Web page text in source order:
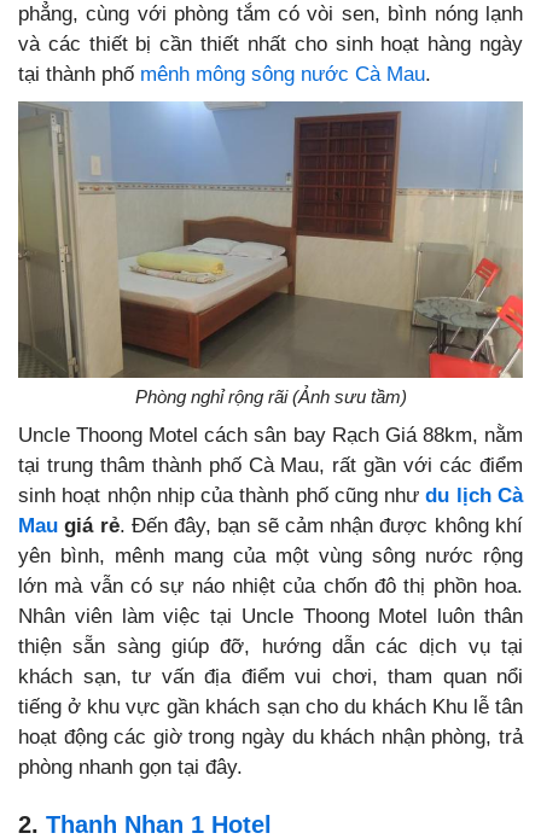
phẳng, cùng với phòng tắm có vòi sen, bình nóng lạnh
và các thiết bị cần thiết nhất cho sinh hoạt hàng ngày
tại thành phố mênh mông sông nước Cà Mau.
Phòng nghỉ rộng rãi (Ảnh sưu tầm)
Uncle Thoong Motel cách sân bay Rạch Giá 88km, nằm
tại trung thâm thành phố Cà Mau, rất gần với các điểm
sinh hoạt nhộn nhịp của thành phố cũng nhưdu lịch Cà
Mau giá rẻ. Đến đây, bạn sẽ cảm nhận được không khí
yên bình, mênh mang của một vùng sông nước rộng
lớn mà vẫn có sự náo nhiệt của chốn đô thị phồn hoa.
Nhân viên làm việc tại Uncle Thoong Motel luôn thân
thiện sẵn sàng giúp đỡ, hướng dẫn các dịch vụ tại
khách sạn, tư vấn địa điểm vui chơi, tham quan nổi
tiếng ở khu vực gần khách sạn cho du khách Khu lễ tân
hoạt động các giờ trong ngày du khách nhận phòng, trả
phòng nhanh gọn tại đây.
2. Thanh Nhan 1 Hotel